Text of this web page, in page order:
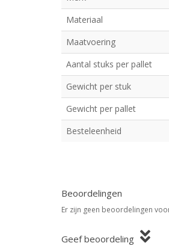
Materiaal
Maatvoering
Aantal stuks per pallet
Gewicht per stuk
Gewicht per pallet
Besteleenheid
Beoordelingen
Er zijn geen beoordelingen
Geef beoordeling